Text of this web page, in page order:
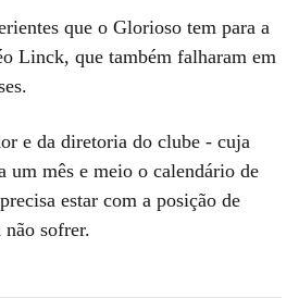
que o Glorioso tem para a
Linck, que também falharam em
e da diretoria do clube - cuja
mês e meio o calendário de
estar com a posição de
sofrer.